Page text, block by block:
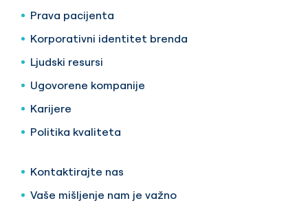
Prava pacijenta
Korporativni identitet brenda
Ljudski resursi
Ugovorene kompanije
Karijere
Politika kvaliteta
Kontaktirajte nas
Vaše mišljenje nam je važno